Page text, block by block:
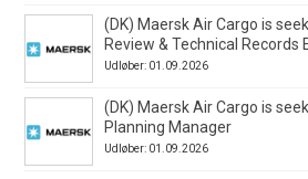
(DK) Maersk Air Cargo is
Review & Technical Records
Udløber: 01.09.2026
(DK) Maersk Air Cargo is
Planning Manager
Udløber: 01.09.2026